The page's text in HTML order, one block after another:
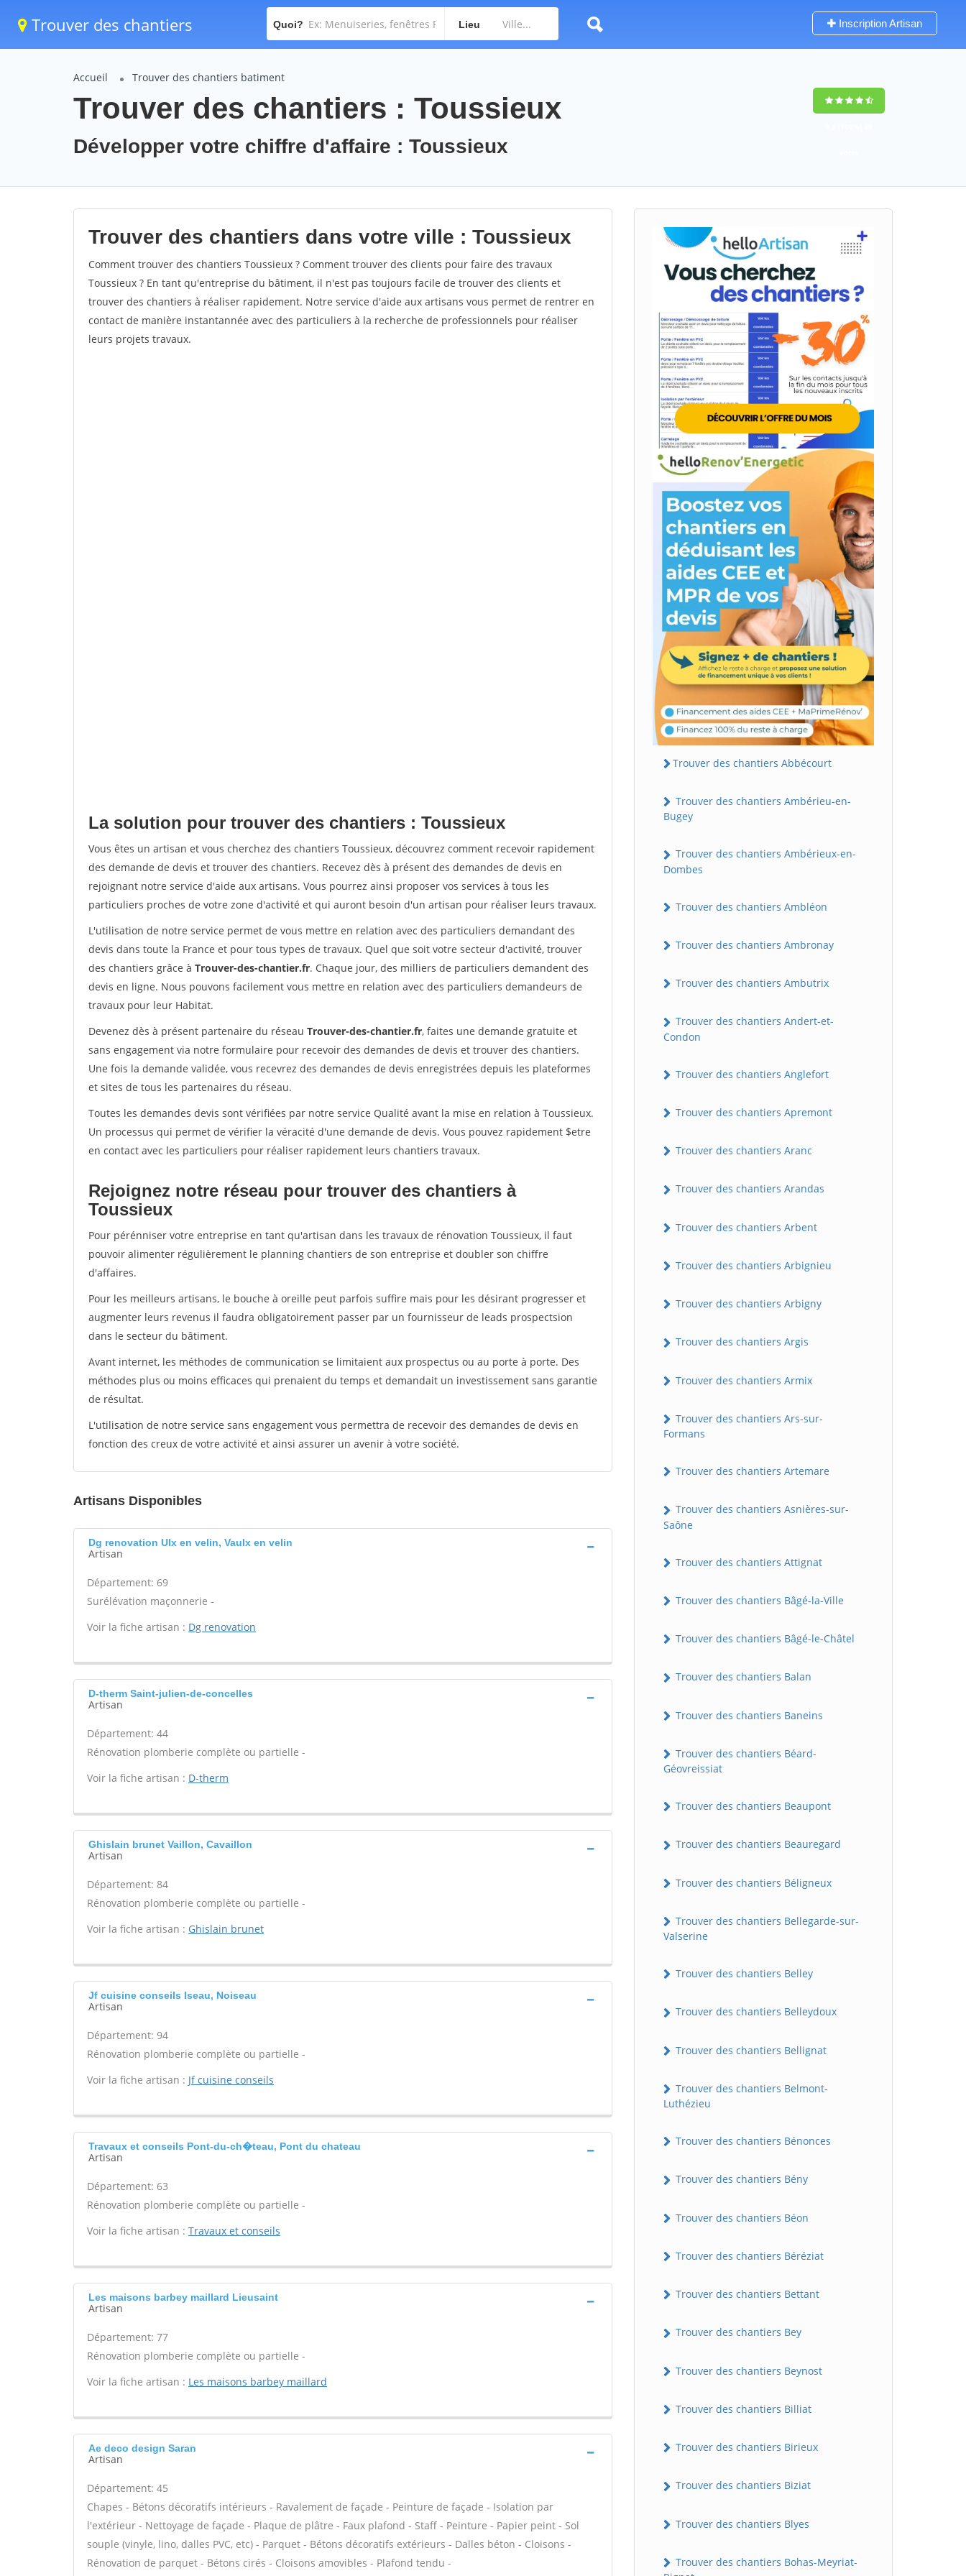
Trouver des chantiers Quoi? Lieu Inscription Artisan
Accueil Trouver des chantiers batiment
Trouver des chantiers : Toussieux
Développer votre chiffre d'affaire : Toussieux
Trouver des chantiers dans votre ville : Toussieux
Comment trouver des chantiers Toussieux ? Comment trouver des clients pour faire des travaux
Toussieux ? En tant qu'entreprise du bâtiment, il n'est pas toujours facile de trouver des clients et
trouver des chantiers à réaliser rapidement. Notre service d'aide aux artisans vous permet de rentrer en
contact de manière instantannée avec des particuliers à la recherche de professionnels pour réaliser
leurs projets travaux.
La solution pour trouver des chantiers : Toussieux
Vous êtes un artisan et vous cherchez des chantiers Toussieux, découvrez comment recevoir rapidement
des demande de devis et trouver des chantiers. Recevez dès à présent des demandes de devis en
rejoignant notre service d'aide aux artisans. Vous pourrez ainsi proposer vos services à tous les
particuliers proches de votre zone d'activité et qui auront besoin d'un artisan pour réaliser leurs travaux.
L'utilisation de notre service permet de vous mettre en relation avec des particuliers demandant des
devis dans toute la France et pour tous types de travaux. Quel que soit votre secteur d'activité, trouver
des chantiers grâce à Trouver-des-chantier.fr. Chaque jour, des milliers de particuliers demandent des
devis en ligne. Nous pouvons facilement vous mettre en relation avec des particuliers demandeurs de
travaux pour leur Habitat.
Devenez dès à présent partenaire du réseau Trouver-des-chantier.fr, faites une demande gratuite et
sans engagement via notre formulaire pour recevoir des demandes de devis et trouver des chantiers.
Une fois la demande validée, vous recevrez des demandes de devis enregistrées depuis les plateformes
et sites de tous les partenaires du réseau.
Toutes les demandes devis sont vérifiées par notre service Qualité avant la mise en relation à Toussieux.
Un processus qui permet de vérifier la véracité d'une demande de devis. Vous pouvez rapidement $etre
en contact avec les particuliers pour réaliser rapidement leurs chantiers travaux.
Rejoignez notre réseau pour trouver des chantiers à
Toussieux
Pour pérénniser votre entreprise en tant qu'artisan dans les travaux de rénovation Toussieux, il faut
pouvoir alimenter régulièrement le planning chantiers de son entreprise et doubler son chiffre
d'affaires.
Pour les meilleurs artisans, le bouche à oreille peut parfois suffire mais pour les désirant progresser et
augmenter leurs revenus il faudra obligatoirement passer par un fournisseur de leads prospectsion
dans le secteur du bâtiment.
Avant internet, les méthodes de communication se limitaient aux prospectus ou au porte à porte. Des
méthodes plus ou moins efficaces qui prenaient du temps et demandait un investissement sans garantie
de résultat.
L'utilisation de notre service sans engagement vous permettra de recevoir des demandes de devis en
fonction des creux de votre activité et ainsi assurer un avenir à votre société.
Artisans Disponibles
Dg renovation Ulx en velin, Vaulx en velin
Artisan
Département: 69
Surélévation maçonnerie -
Voir la fiche artisan : Dg renovation
D-therm Saint-julien-de-concelles
Artisan
Département: 44
Rénovation plomberie complète ou partielle -
Voir la fiche artisan : D-therm
Ghislain brunet Vaillon, Cavaillon
Artisan
Département: 84
Rénovation plomberie complète ou partielle -
Voir la fiche artisan : Ghislain brunet
Jf cuisine conseils Iseau, Noiseau
Artisan
Département: 94
Rénovation plomberie complète ou partielle -
Voir la fiche artisan : Jf cuisine conseils
Travaux et conseils Pont-du-ch�teau, Pont du chateau
Artisan
Département: 63
Rénovation plomberie complète ou partielle -
Voir la fiche artisan : Travaux et conseils
Les maisons barbey maillard Lieusaint
Artisan
Département: 77
Rénovation plomberie complète ou partielle -
Voir la fiche artisan : Les maisons barbey maillard
Ae deco design Saran
Artisan
Département: 45
Chapes - Bétons décoratifs intérieurs - Ravalement de façade - Peinture de façade - Isolation par
l'extérieur - Nettoyage de façade - Plaque de plâtre - Faux plafond - Staff - Peinture - Papier peint - Sol
souple (vinyle, lino, dalles PVC, etc) - Parquet - Bétons décoratifs extérieurs - Dalles béton - Cloisons -
Rénovation de parquet - Bétons cirés - Cloisons amovibles - Plafond tendu -
Trouver des chantiers Abbécourt
Trouver des chantiers Ambérieu-en-
Bugey
Trouver des chantiers Ambérieux-en-
Dombes
Trouver des chantiers Ambléon
Trouver des chantiers Ambronay
Trouver des chantiers Ambutrix
Trouver des chantiers Andert-et-
Condon
Trouver des chantiers Anglefort
Trouver des chantiers Apremont
Trouver des chantiers Aranc
Trouver des chantiers Arandas
Trouver des chantiers Arbent
Trouver des chantiers Arbignieu
Trouver des chantiers Arbigny
Trouver des chantiers Argis
Trouver des chantiers Armix
Trouver des chantiers Ars-sur-
Formans
Trouver des chantiers Artemare
Trouver des chantiers Asnières-sur-
Saône
Trouver des chantiers Attignat
Trouver des chantiers Bâgé-la-Ville
Trouver des chantiers Bâgé-le-Châtel
Trouver des chantiers Balan
Trouver des chantiers Baneins
Trouver des chantiers Béard-
Géovreissiat
Trouver des chantiers Beaupont
Trouver des chantiers Beauregard
Trouver des chantiers Béligneux
Trouver des chantiers Bellegarde-sur-
Valserine
Trouver des chantiers Belley
Trouver des chantiers Belleydoux
Trouver des chantiers Bellignat
Trouver des chantiers Belmont-
Luthézieu
Trouver des chantiers Bénonces
Trouver des chantiers Bény
Trouver des chantiers Béon
Trouver des chantiers Béréziat
Trouver des chantiers Bettant
Trouver des chantiers Bey
Trouver des chantiers Beynost
Trouver des chantiers Billiat
Trouver des chantiers Birieux
Trouver des chantiers Biziat
Trouver des chantiers Blyes
Trouver des chantiers Bohas-Meyriat-